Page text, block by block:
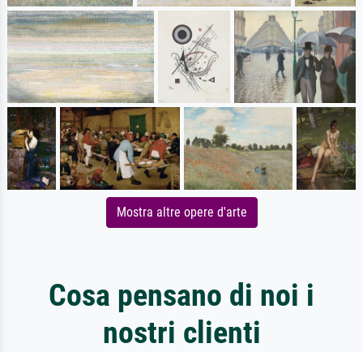
Mostra altre opere d'arte
Cosa pensano di noi i
nostri clienti